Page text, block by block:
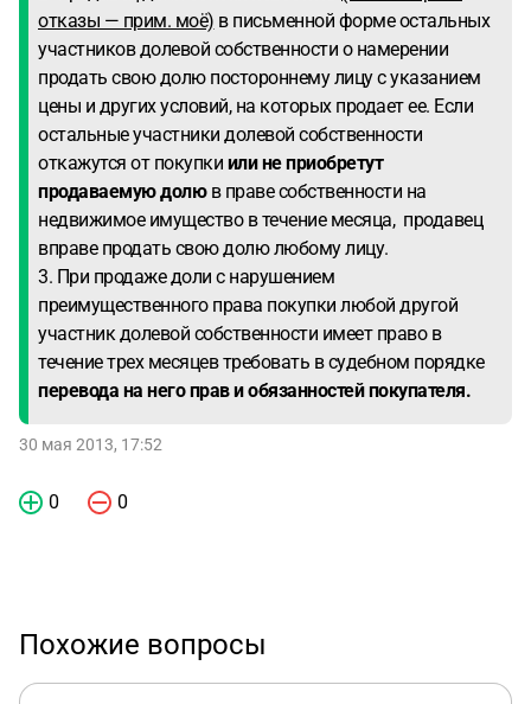
отказы — прим. моё) в письменной форме остальных
участников долевой собственности о намерении
продать свою долю постороннему лицу с указанием
цены и других условий, на которых продает ее. Если
остальные участники долевой собственности
откажутся от покупки или не приобретут
продаваемую долю в праве собственности на
недвижимое имущество в течение месяца, продавец
вправе продать свою долю любому лицу.
3. При продаже доли с нарушением
преимущественного права покупки любой другой
участник долевой собственности имеет право в
течение трех месяцев требовать в судебном порядке
перевода на него прав и обязанностей покупателя.
30 мая 2013, 17:52
0 0
Похожие вопросы